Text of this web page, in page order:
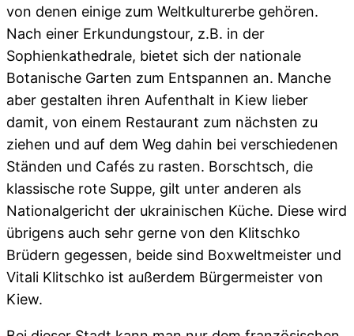
von denen einige zum Weltkulturerbe gehören.
Nach einer Erkundungstour, z.B. in der
Sophienkathedrale, bietet sich der nationale
Botanische Garten zum Entspannen an. Manche
aber gestalten ihren Aufenthalt in Kiew lieber
damit, von einem Restaurant zum nächsten zu
ziehen und auf dem Weg dahin bei verschiedenen
Ständen und Cafés zu rasten. Borschtsch, die
klassische rote Suppe, gilt unter anderen als
Nationalgericht der ukrainischen Küche. Diese wird
übrigens auch sehr gerne von den Klitschko
Brüdern gegessen, beide sind Boxweltmeister und
Vitali Klitschko ist außerdem Bürgermeister von
Kiew.